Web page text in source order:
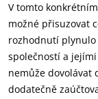
V tomto
možné přisuzovat
rozhodnutí
společností a
nemůže dovolávat
dodatečně